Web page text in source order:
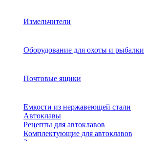
Измельчители
Оборудование для охоты и рыбалки
Почтовые ящики
Емкости из нержавеющей стали
Автоклавы
Рецепты для автоклавов
Комплектующие для автоклавов